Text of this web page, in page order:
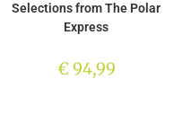
Selections from The Polar
Express
€94,99